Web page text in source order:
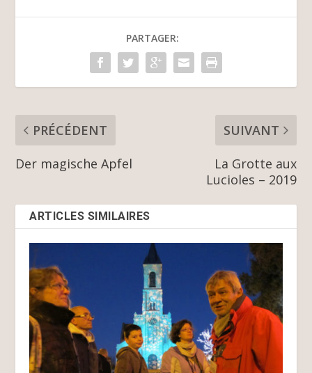
PARTAGER:
PRÉCÉDENT
Der magische Apfel
SUIVANT
La Grotte aux
Lucioles – 2019
ARTICLES SIMILAIRES